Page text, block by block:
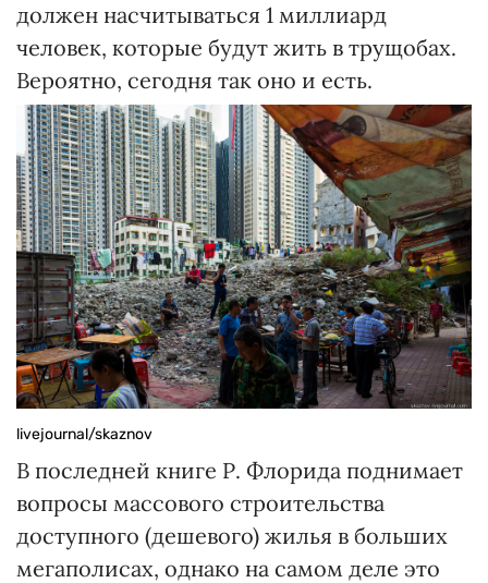
должен насчитываться 1 миллиард
человек, которые будут жить в трущобах.
Вероятно, сегодня так оно и есть.
livejournal/skaznov
В последней книге Р. Флорида поднимает
вопросы массового строительства
доступного (дешевого) жилья в больших
мегаполисах, однако на самом деле это